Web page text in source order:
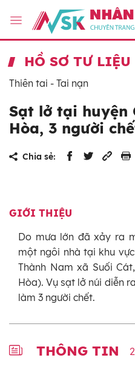
HỒ SƠ TƯ LIỆU
Thiên tai - Tai nạn
Sạt lở tại huyện
Hòa, 3 người
Chia sẻ:
GIỚI THIỆU
Do mưa lớn đã xảy ra
một ngôi nhà tại khu
Thành Nam xã Suối
Hòa). Vụ sạt lở núi diễn
làm 3 người chết.
THÔNG TIN 2